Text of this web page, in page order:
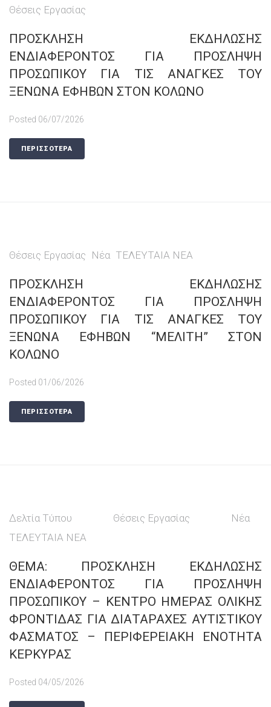
Θέσεις Εργασίας
ΠΡΟΣΚΛΗΣΗ ΕΚΔΗΛΩΣΗΣ
ΕΝΔΙΑΦΕΡΟΝΤΟΣ ΓΙΑ ΠΡΟΣΛΗΨΗ
ΠΡΟΣΩΠΙΚΟΥ ΓΙΑ ΤΙΣ ΑΝΑΓΚΕΣ ΤΟΥ
ΞΕΝΩΝΑ ΕΦΗΒΩΝ ΣΤΟΝ ΚΟΛΩΝΟ
Posted 06/07/2026
ΠΕΡΙΣΣΟΤΕΡΑ
Θέσεις Εργασίας Νέα ΤΕΛΕΥΤΑΙΑ ΝΕΑ
ΠΡΟΣΚΛΗΣΗ ΕΚΔΗΛΩΣΗΣ
ΕΝΔΙΑΦΕΡΟΝΤΟΣ ΓΙΑ ΠΡΟΣΛΗΨΗ
ΠΡΟΣΩΠΙΚΟΥ ΓΙΑ ΤΙΣ ΑΝΑΓΚΕΣ ΤΟΥ
ΞΕΝΩΝΑ ΕΦΗΒΩΝ “ΜΕΛΙΤΗ” ΣΤΟΝ
ΚΟΛΩΝΟ
Posted 01/06/2026
ΠΕΡΙΣΣΟΤΕΡΑ
Δελτία Τύπου Θέσεις Εργασίας
Νέα
ΤΕΛΕΥΤΑΙΑ ΝΕΑ
ΘΕΜΑ: ΠΡΟΣΚΛΗΣΗ ΕΚΔΗΛΩΣΗΣ
ΕΝΔΙΑΦΕΡΟΝΤΟΣ ΓΙΑ ΠΡΟΣΛΗΨΗ
ΠΡΟΣΩΠΙΚΟΥ – ΚΕΝΤΡΟ ΗΜΕΡΑΣ ΟΛΙΚΗΣ
ΦΡΟΝΤΙΔΑΣ ΓΙΑ ΔΙΑΤΑΡΑΧΕΣ ΑΥΤΙΣΤΙΚΟΥ
ΦΑΣΜΑΤΟΣ – ΠΕΡΙΦΕΡEΙΑΚΗ ΕΝΟΤΗΤΑ
ΚΕΡΚΥΡΑΣ
Posted 04/05/2026